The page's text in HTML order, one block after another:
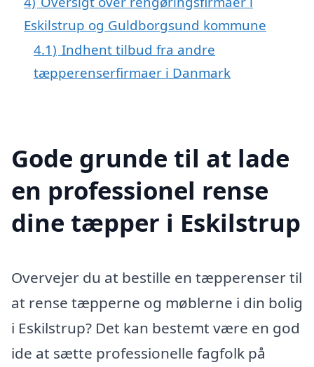
Eskilstrup og Guldborgsund kommune
4.1) Indhent tilbud fra andre
tæpperenserfirmaer i Danmark
Gode grunde til at lade
en professionel rense
dine tæpper i Eskilstrup
Overvejer du at bestille en tæpperenser til
at rense tæpperne og møblerne i din bolig
i Eskilstrup? Det kan bestemt være en god
ide at sætte professionelle fagfolk på